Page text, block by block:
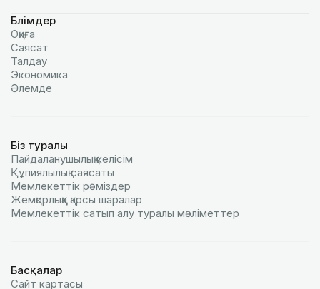
Бөлімдер
Оқиға
Саясат
Талдау
Экономика
Әлемде
Біз туралы
Пайдаланушылық келiciм
Құпиялылық саясаты
Мемлекеттік рәміздер
Жемқорлыққа қарсы шаралар
Мемлекеттік сатып алу туралы мәлiметтер
Басқалар
Сайт картасы